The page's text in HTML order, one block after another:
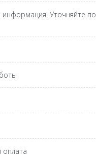
информация. Уточняйте по
оплата